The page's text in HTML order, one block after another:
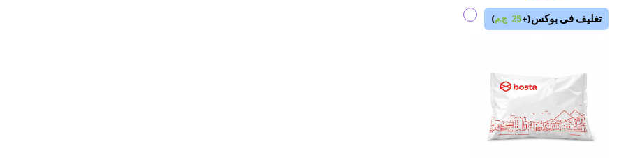
تغليف فى بوكس(
+
25 ج.م)